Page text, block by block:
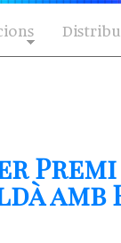
Premi
amb